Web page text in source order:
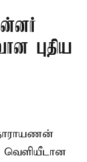
புதிய